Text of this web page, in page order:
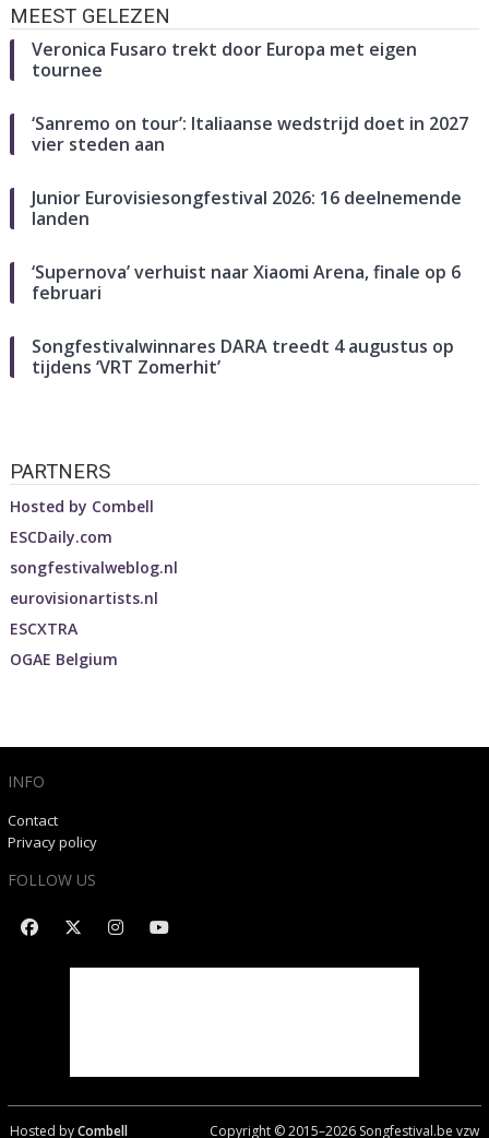
MEEST GELEZEN
Veronica Fusaro trekt door Europa met eigen
tournee
‘Sanremo on tour’: Italiaanse wedstrijd doet in 2027
vier steden aan
Junior Eurovisiesongfestival 2026: 16 deelnemende
landen
‘Supernova’ verhuist naar Xiaomi Arena, finale op 6
februari
Songfestivalwinnares DARA treedt 4 augustus op
tijdens ‘VRT Zomerhit’
PARTNERS
Hosted by Combell
ESCDaily.com
songfestivalweblog.nl
eurovisionartists.nl
ESCXTRA
OGAE Belgium
INFO
Contact
Privacy policy
FOLLOW US
Hosted byCombell Copyright © 2015–2026Songfestival.be vzw